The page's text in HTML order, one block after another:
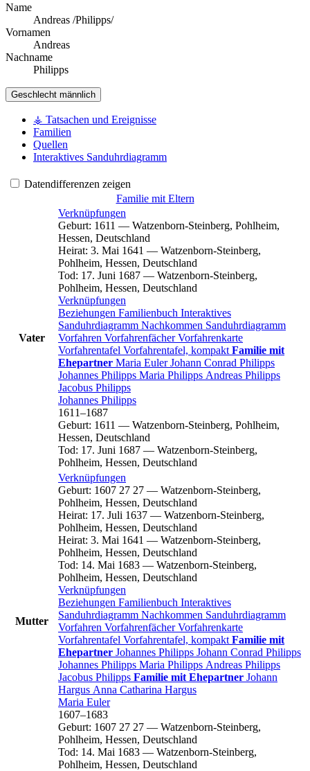
Name
Andreas /Philipps/
Vornamen
Andreas
Nachname
Philipps
Geschlecht männlich
⚶ Tatsachen und Ereignisse
Familien
Quellen
Interaktives Sanduhrdiagramm
Datendifferenzen zeigen
Familie mit Eltern
Vater
Verknüpfungen
Geburt: 1611 — Watzenborn-Steinberg, Pohlheim,
Hessen, Deutschland
Heirat: 3. Mai 1641 — Watzenborn-Steinberg,
Pohlheim, Hessen, Deutschland
Tod: 17. Juni 1687 — Watzenborn-Steinberg,
Pohlheim, Hessen, Deutschland
Verknüpfungen
Beziehungen Familienbuch Interaktives
Sanduhrdiagramm Nachkommen Sanduhrdiagramm
Vorfahren VorfahrenfächerVorfahrenkarte
Vorfahrentafel Vorfahrentafel, kompakt Familie mit
Ehepartner Maria Euler Johann Conrad Philipps
Johannes Philipps Maria Philipps Andreas Philipps
Jacobus Philipps
Johannes Philipps
1611–1687
Geburt: 1611 — Watzenborn-Steinberg, Pohlheim,
Hessen, Deutschland
Tod: 17. Juni 1687 — Watzenborn-Steinberg,
Pohlheim, Hessen, Deutschland
Mutter
Verknüpfungen
Geburt: 1607 27 27 — Watzenborn-Steinberg,
Pohlheim, Hessen, Deutschland
Heirat: 17. Juli 1637 — Watzenborn-Steinberg,
Pohlheim, Hessen, Deutschland
Heirat: 3. Mai 1641 — Watzenborn-Steinberg,
Pohlheim, Hessen, Deutschland
Tod: 14. Mai 1683 — Watzenborn-Steinberg,
Pohlheim, Hessen, Deutschland
Verknüpfungen
Beziehungen Familienbuch Interaktives
Sanduhrdiagramm Nachkommen Sanduhrdiagramm
Vorfahren VorfahrenfächerVorfahrenkarte
Vorfahrentafel Vorfahrentafel, kompakt Familie mit
Ehepartner Johannes Philipps Johann Conrad Philipps
Johannes Philipps Maria Philipps Andreas Philipps
Jacobus Philipps Familie mit Ehepartner Johann
Hargus Anna Catharina Hargus
Maria Euler
1607–1683
Geburt: 1607 27 27 — Watzenborn-Steinberg,
Pohlheim, Hessen, Deutschland
Tod: 14. Mai 1683 — Watzenborn-Steinberg,
Pohlheim, Hessen, Deutschland